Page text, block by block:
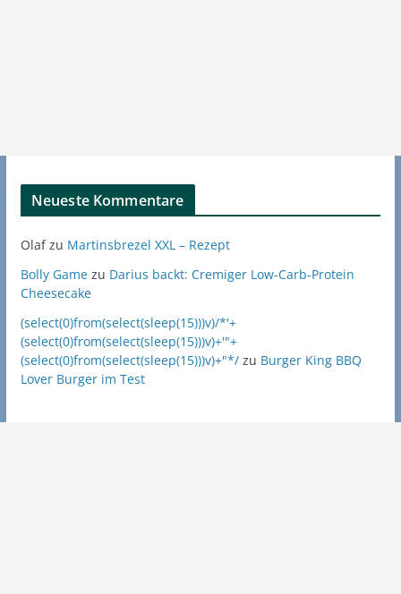
Neueste Kommentare
Olafzu Martinsbrezel XXL – Rezept
Bolly Gamezu Darius backt: Cremiger Low-Carb-Protein
Cheesecake
(select(0)from(select(sleep(15)))v)/*'+
(select(0)from(select(sleep(15)))v)+'"+
(select(0)from(select(sleep(15)))v)+"*/zu Burger King BBQ
Lover Burger im Test